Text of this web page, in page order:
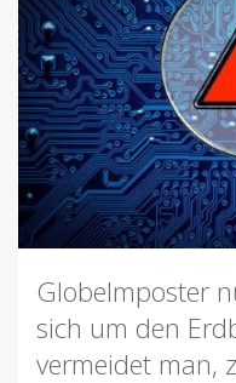
Globelmposter
sich um den
vermeidet man,